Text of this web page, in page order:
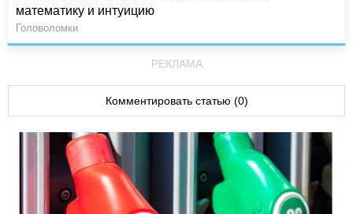
математику и интуицию
Головоломки
РЕКЛАМА
Комментировать статью (0)